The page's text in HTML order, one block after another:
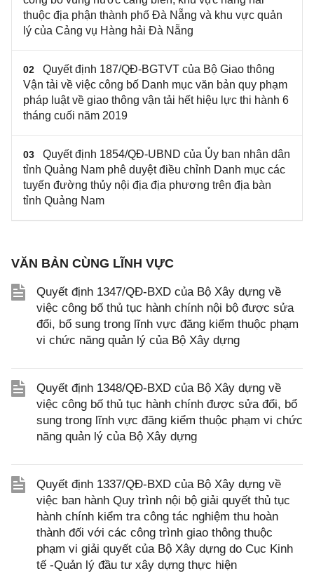
thuộc địa phận thành phố Đà Nẵng và khu vực quản
lý của Cảng vụ Hàng hải Đà Nẵng
02
Quyết định 187/QĐ-BGTVT của Bộ Giao thông
Vận tải về việc công bố Danh mục văn bản quy phạm
pháp luật về giao thông vận tải hết hiệu lực thi hành 6
tháng cuối năm 2019
03
Quyết định 1854/QĐ-UBND của Ủy ban nhân dân
tỉnh Quảng Nam phê duyệt điều chỉnh Danh mục các
tuyến đường thủy nội địa địa phương trên địa bàn
tỉnh Quảng Nam
VĂN BẢN CÙNG LĨNH VỰC
Quyết định 1347/QĐ-BXD của Bộ Xây dựng về
việc công bố thủ tục hành chính nội bộ được sửa
đổi, bổ sung trong lĩnh vực đăng kiểm thuộc phạm
vi chức năng quản lý của Bộ Xây dựng
Quyết định 1348/QĐ-BXD của Bộ Xây dựng về
việc công bố thủ tục hành chính được sửa đổi, bổ
sung trong lĩnh vực đăng kiểm thuộc phạm vi chức
năng quản lý của Bộ Xây dựng
Quyết định 1337/QĐ-BXD của Bộ Xây dựng về
việc ban hành Quy trình nội bộ giải quyết thủ tục
hành chính kiểm tra công tác nghiệm thu hoàn
thành đối với các công trình giao thông thuộc
phạm vi giải quyết của Bộ Xây dựng do Cục Kinh
tế -Quản lý đầu tư xây dựng thực hiện